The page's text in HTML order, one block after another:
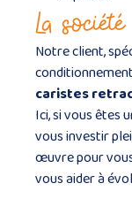
La société
Notre client,
caristes
Ici, si vous êtes
vous investir
œuvre pour
vous aider à